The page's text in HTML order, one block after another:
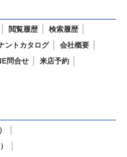
閲覧履歴
検索履歴
ントカタログ
会社概要
問合せ
来店予約